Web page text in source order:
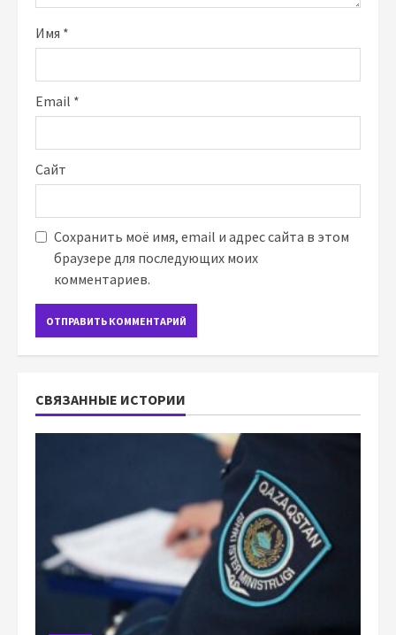
Имя *
Email *
Сайт
Сохранить моё имя, email и адрес сайта в этом
браузере для последующих моих
комментариев.
СВЯЗАННЫЕ ИСТОРИИ